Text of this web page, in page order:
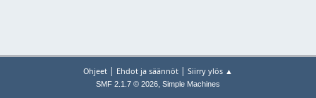
Ohjeet | Ehdot ja säännöt | Siirry ylös ▲
SMF 2.1.7 © 2026, Simple Machines